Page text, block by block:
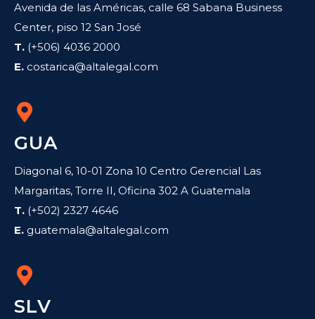
Avenida de las Américas, calle 68 Sabana Business
Center, piso 12 San José
T. (+506) 4036 2000
E. costarica@altalegal.com
GUA
Diagonal 6, 10-01 Zona 10 Centro Gerencial Las
Margaritas, Torre II, Oficina 302 A Guatemala
T. (+502) 2327 4646
E. guatemala@altalegal.com
SLV